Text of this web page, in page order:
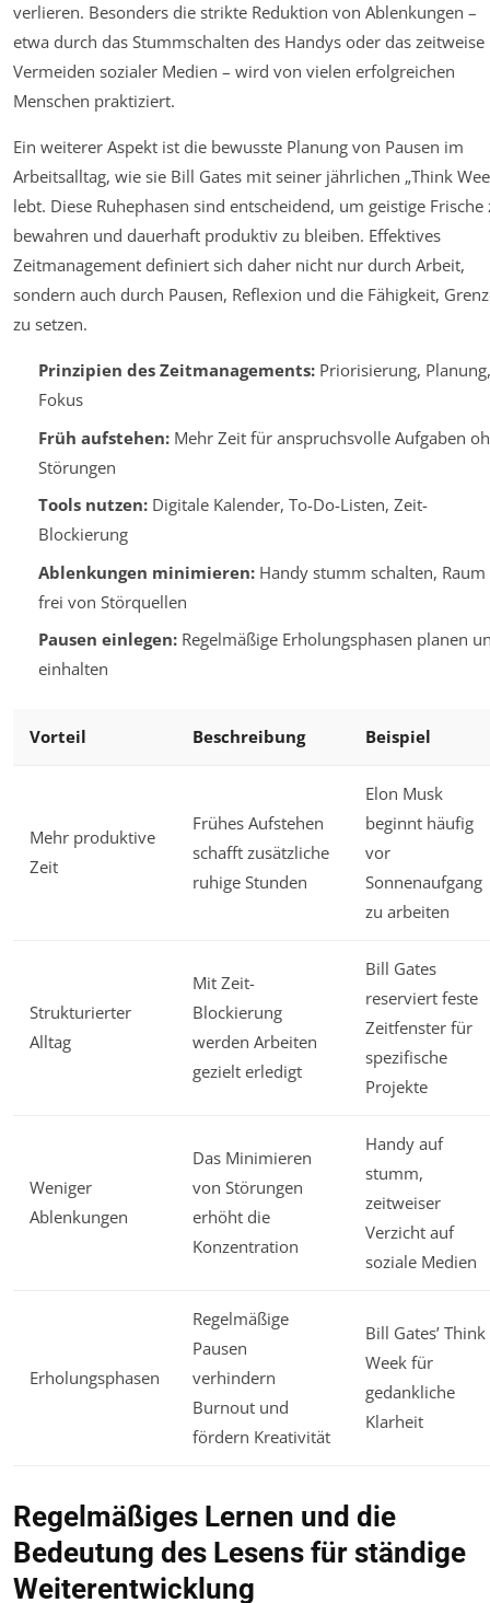
verlieren. Besonders die strikte Reduktion von Ablenkungen –
etwa durch das Stummschalten des Handys oder das zeitweise
Vermeiden sozialer Medien – wird von vielen erfolgreichen
Menschen praktiziert.
Ein weiterer Aspekt ist die bewusste Planung von Pausen im
Arbeitsalltag, wie sie Bill Gates mit seiner jährlichen „Think
lebt. Diese Ruhephasen sind entscheidend, um geistige Frische
bewahren und dauerhaft produktiv zu bleiben. Effektives
Zeitmanagement definiert sich daher nicht nur durch Arbeit,
sondern auch durch Pausen, Reflexion und die Fähigkeit,
zu setzen.
Prinzipien des Zeitmanagements:Priorisierung, Planung,
Fokus
Früh aufstehen:Mehr Zeit für anspruchsvolle Aufgaben
Störungen
Tools nutzen:Digitale Kalender, To-Do-Listen, Zeit-
Blockierung
Ablenkungen minimieren:Handy stumm schalten, Raum
frei von Störquellen
Pausen einlegen:Regelmäßige Erholungsphasen planen
einhalten
Vorteil Beschreibung Beispiel
Mehr produktive
Zeit
Frühes Aufstehen
schafft zusätzliche
ruhige Stunden
Elon Musk
beginnt häufig
vor
Sonnenaufgang
zu arbeiten
Strukturierter
Alltag
Mit Zeit-
Blockierung
werden Arbeiten
gezielt erledigt
Bill Gates
reserviert feste
Zeitfenster für
spezifische
Projekte
Weniger
Ablenkungen
Das Minimieren
von Störungen
erhöht die
Konzentration
Handy auf
stumm,
zeitweiser
Verzicht auf
soziale Medien
Erholungsphasen
Regelmäßige
Pausen
verhindern
Burnout und
fördern Kreativität
Bill Gates’ Think
Week für
gedankliche
Klarheit
Regelmäßiges Lernen und die
Bedeutung des Lesens für ständige
Weiterentwicklung